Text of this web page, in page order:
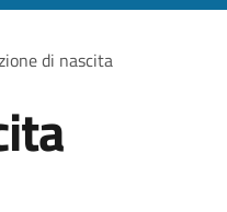
di nascita